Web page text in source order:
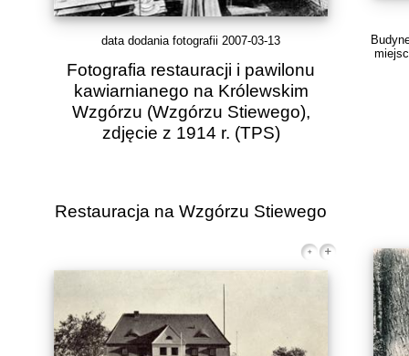
data dodania fotografii 2007-03-13
Fotografia restauracji i pawilonu
kawiarnianego na Królewskim
Wzgórzu (Wzgórzu Stiewego),
zdjęcie z 1914 r. (TPS)
Restauracja na Wzgórzu Stiewego